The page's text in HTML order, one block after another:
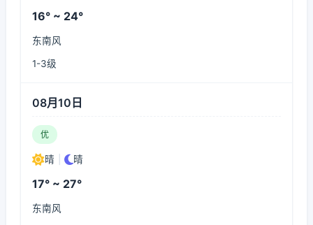
16° ~ 24°
东南风
1-3级
08月10日
优
晴 晴
17° ~ 27°
东南风